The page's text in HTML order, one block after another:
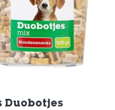
Duobotjes